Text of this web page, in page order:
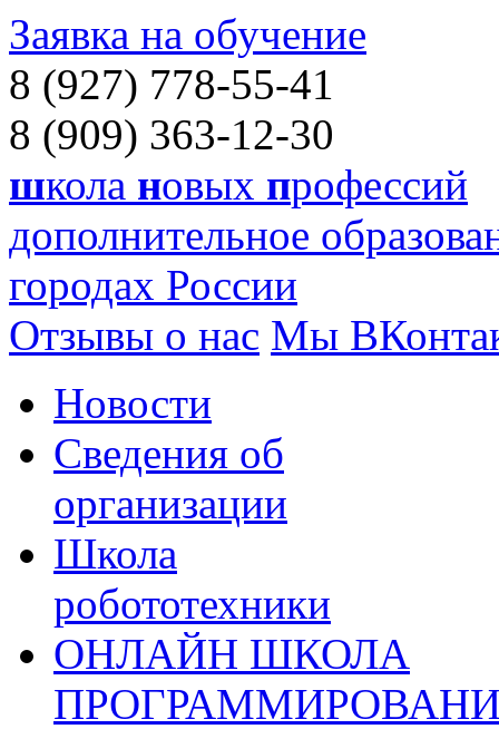
Заявка на обучение
8 (927) 778-55-41
8 (909) 363-12-30
школа новых профессий
дополнительное
городах России
Отзывы о нас Мы
Новости
Сведения об
организации
Школа
робототехники
ОНЛАЙН ШКОЛА